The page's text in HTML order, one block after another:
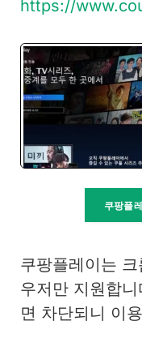
https://
쿠팡플
쿠팡플레이는
우저만 지원합
면 차단되니 이